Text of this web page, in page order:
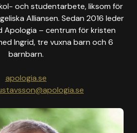
och studentarbete, liksom för
Alliansen. Sedan 2016 leder
Apologia – centrum för kristen
Ingrid, tre vuxna barn och 6
barnbarn.
apologia.se